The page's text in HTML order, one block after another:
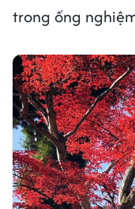
trong ống